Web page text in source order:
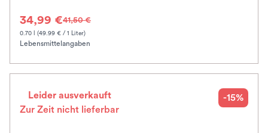
34,99 €41,50 €
0.70 l (49.99 € / 1 Liter)
Lebensmittelangaben
Leider ausverkauft
Zur Zeit nicht lieferbar
-15%